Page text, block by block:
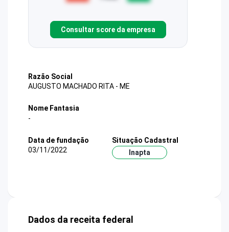
Consultar score da empresa
Razão Social
AUGUSTO MACHADO RITA - ME
Nome Fantasia
-
Data de fundação
03/11/2022
Situação Cadastral
Inapta
Dados da receita federal